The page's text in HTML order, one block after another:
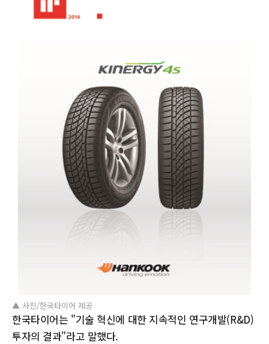
▲ 사진/한국타이어 제공
한국타이어는 "기술 혁신에 대한 지속적인 연구개발(R&D)
투자의 결과"라고 말했다.